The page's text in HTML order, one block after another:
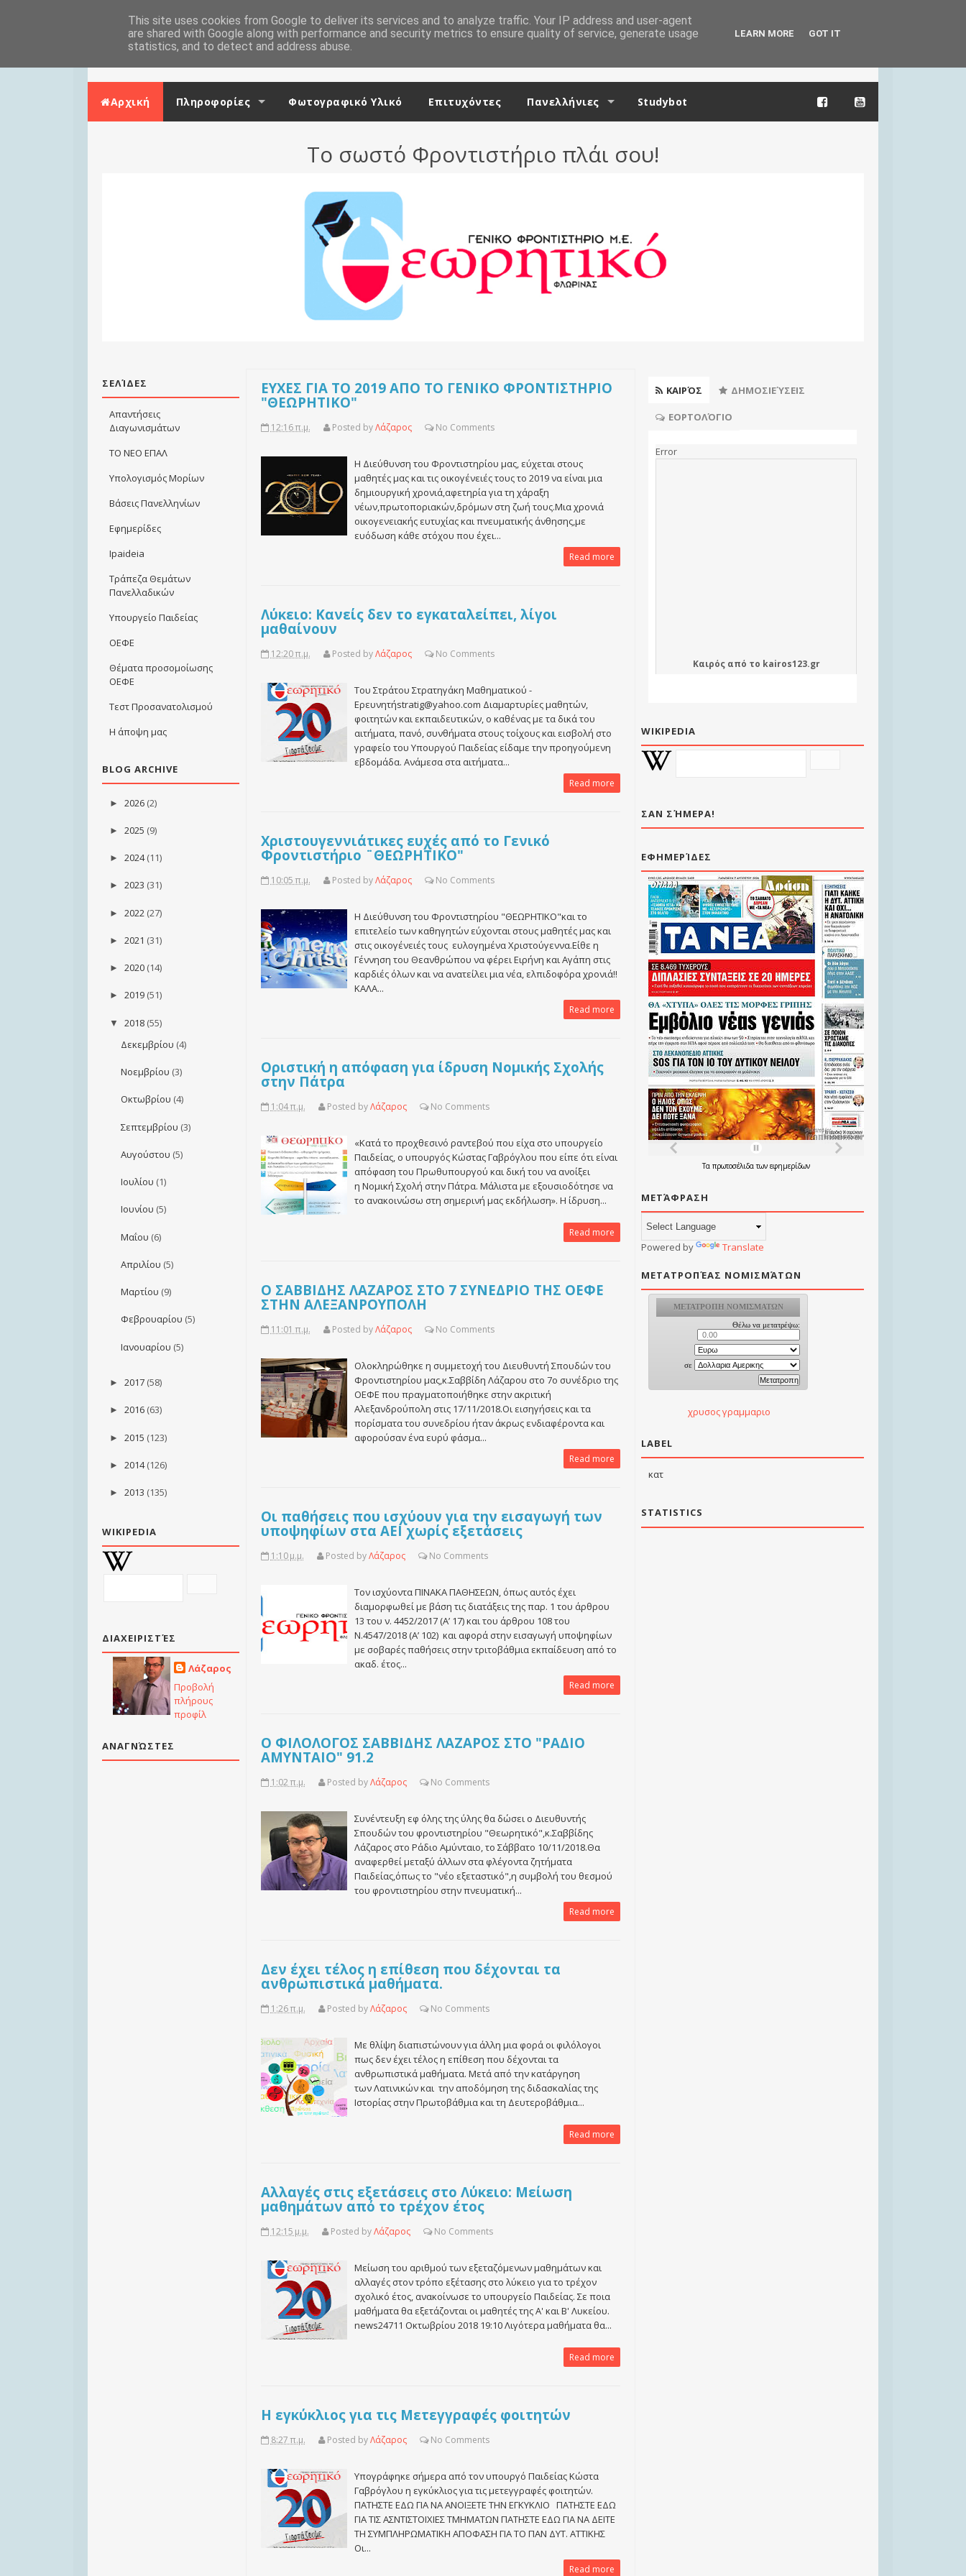
Αρχική Επικοινωνία
Αρχική Πληροφορίες Φωτογραφικό Υλικό Επιτυχόντες Πανελλήνιες Studybot
Το σωστό Φροντιστήριο πλάι σου!
ΣΕΛΊΔΕΣ
Απαντήσεις
Διαγωνισμάτων
ΤΟ ΝΕΟ ΕΠΑΛ
Υπολογισμός Μορίων
Βάσεις Πανελληνίων
Εφημερίδες
Ιpaideia
Τράπεζα Θεμάτων
Πανελλαδικών
Υπουργείο Παιδείας
ΟΕΦΕ
Θέματα προσομοίωσης
ΟΕΦΕ
Τεστ Προσανατολισμού
Η άποψη μας
BLOG ARCHIVE
► 2026 (2)
► 2025 (9)
► 2024 (11)
► 2023 (31)
► 2022 (27)
► 2021 (31)
► 2020 (14)
► 2019 (51)
▼ 2018 (55)
Δεκεμβρίου (4)
Νοεμβρίου (3)
Οκτωβρίου (4)
Σεπτεμβρίου (3)
Αυγούστου (5)
Ιουλίου (1)
Ιουνίου (5)
Μαΐου (6)
Απριλίου (5)
Μαρτίου (9)
Φεβρουαρίου (5)
Ιανουαρίου (5)
► 2017 (58)
► 2016 (63)
► 2015 (123)
► 2014 (126)
► 2013 (135)
WIKIPEDIA
ΔΙΑΧΕΙΡΙΣΤΈΣ
Λάζαρος
Προβολή
πλήρους
προφίλ
ΑΝΑΓΝΏΣΤΕΣ
ΕΥΧΕΣ ΓΙΑ ΤΟ 2019 ΑΠΟ ΤΟ ΓΕΝΙΚΟ ΦΡΟΝΤΙΣΤΗΡΙΟ
"ΘΕΩΡΗΤΙΚΟ"
12:16 π.μ. Posted byΛάζαρος No Comments
Η Διεύθυνση του Φροντιστηρίου μας, εύχεται στους
μαθητές μας και τις οικογένειές τους το 2019 να είναι μια
δημιουργική χρονιά,αφετηρία για τη χάραξη
νέων,πρωτοποριακών,δρόμων στη ζωή τους.Μια χρονιά
οικογενειακής ευτυχίας και πνευματικής άνθησης,με
ευόδωση κάθε στόχου που έχει...
Read more
Λύκειο: Κανείς δεν το εγκαταλείπει, λίγοι
μαθαίνουν
12:20 π.μ. Posted byΛάζαρος No Comments
Του Στράτου Στρατηγάκη Μαθηματικού -
Ερευνητήstratig@yahoo.com Διαμαρτυρίες μαθητών,
φοιτητών και εκπαιδευτικών, ο καθένας με τα δικά του
αιτήματα, πανό, συνθήματα στους τοίχους και εισβολή στο
γραφείο του Υπουργού Παιδείας είδαμε την προηγούμενη
εβδομάδα. Ανάμεσα στα αιτήματα...
Read more
Χριστουγεννιάτικες ευχές από το Γενικό
Φροντιστήριο ¨ΘΕΩΡΗΤΙΚΟ"
10:05 π.μ. Posted byΛάζαρος No Comments
Η Διεύθυνση του Φροντιστηρίου "ΘΕΩΡΗΤΙΚΟ"και το
επιτελείο των καθηγητών εύχονται στους μαθητές μας και
στις οικογένειές τους ευλογημένα Χριστούγεννα.Είθε η
Γέννηση του Θεανθρώπου να φέρει Ειρήνη και Αγάπη στις
καρδιές όλων και να ανατείλει μια νέα, ελπιδοφόρα χρονιά!!
ΚΑΛΑ...
Read more
Οριστική η απόφαση για ίδρυση Νομικής Σχολής
στην Πάτρα
1:04 π.μ. Posted byΛάζαρος No Comments
«Κατά το προχθεσινό ραντεβού που είχα στο υπουργείο
Παιδείας, ο υπουργός Κώστας Γαβρόγλου που είπε ότι είναι
απόφαση του Πρωθυπουργού και δική του να ανοίξει
η Νομική Σχολή στην Πάτρα. Μάλιστα με εξουσιοδότησε να
το ανακοινώσω στη σημερινή μας εκδήλωση». Η ίδρυση...
Read more
Ο ΣΑΒΒΙΔΗΣ ΛΑΖΑΡΟΣ ΣΤΟ 7 ΣΥΝΕΔΡΙΟ ΤΗΣ ΟΕΦΕ
ΣΤΗΝ ΑΛΕΞΑΝΡΟΥΠΟΛΗ
11:01 π.μ. Posted byΛάζαρος No Comments
Ολοκληρώθηκε η συμμετοχή του Διευθυντή Σπουδών του
Φροντιστηρίου μας,κ.Σαββίδη Λάζαρου στο 7ο συνέδριο της
ΟΕΦΕ που πραγματοποιήθηκε στην ακριτική
Αλεξανδρούπολη στις 17/11/2018.Οι εισηγήσεις και τα
πορίσματα του συνεδρίου ήταν άκρως ενδιαφέροντα και
αφορούσαν ένα ευρύ φάσμα...
Read more
Οι παθήσεις που ισχύουν για την εισαγωγή των
υποψηφίων στα ΑΕΙ χωρίς εξετάσεις
1:10 μ.μ. Posted byΛάζαρος No Comments
Τον ισχύοντα ΠΙΝΑΚΑ ΠΑΘΗΣΕΩΝ, όπως αυτός έχει
διαμορφωθεί με βάση τις διατάξεις της παρ. 1 του άρθρου
13 του ν. 4452/2017 (Α’ 17) και του άρθρου 108 του
Ν.4547/2018 (Α’ 102) και αφορά στην εισαγωγή υποψηφίων
με σοβαρές παθήσεις στην τριτοβάθμια εκπαίδευση από το
ακαδ. έτος...
Read more
Ο ΦΙΛΟΛΟΓΟΣ ΣΑΒΒΙΔΗΣ ΛΑΖΑΡΟΣ ΣΤΟ "ΡΑΔΙΟ
ΑΜΥΝΤΑΙΟ" 91.2
1:02 π.μ. Posted byΛάζαρος No Comments
Συνέντευξη εφ όλης της ύλης θα δώσει ο Διευθυντής
Σπουδών του φροντιστηρίου "Θεωρητικό",κ.Σαββίδης
Λάζαρος στο Ράδιο Αμύνταιο, το Σάββατο 10/11/2018.Θα
αναφερθεί μεταξύ άλλων στα φλέγοντα ζητήματα
Παιδείας,όπως το "νέο εξεταστικό",η συμβολή του θεσμού
του φροντιστηρίου στην πνευματική...
Read more
Δεν έχει τέλος η επίθεση που δέχονται τα
ανθρωπιστικά μαθήματα.
1:26 π.μ. Posted byΛάζαρος No Comments
Με θλίψη διαπιστώνουν για άλλη μια φορά οι φιλόλογοι
πως δεν έχει τέλος η επίθεση που δέχονται τα
ανθρωπιστικά μαθήματα. Μετά από την κατάργηση
των Λατινικών και την αποδόμηση της διδασκαλίας της
Ιστορίας στην Πρωτοβάθμια και τη Δευτεροβάθμια...
Read more
Αλλαγές στις εξετάσεις στο Λύκειο: Μείωση
μαθημάτων από το τρέχον έτος
12:15 μ.μ. Posted byΛάζαρος No Comments
Μείωση του αριθμού των εξεταζόμενων μαθημάτων και
αλλαγές στον τρόπο εξέτασης στο λύκειο για το τρέχον
σχολικό έτος, ανακοίνωσε το υπουργείο Παιδείας. Σε ποια
μαθήματα θα εξετάζονται οι μαθητές της Α' και Β' Λυκείου.
news24711 Οκτωβρίου 2018 19:10 Λιγότερα μαθήματα θα...
Read more
Η εγκύκλιος για τις Μετεγγραφές φοιτητών
8:27 π.μ. Posted byΛάζαρος No Comments
Υπογράφηκε σήμερα από τον υπουργό Παιδείας Κώστα
Γαβρόγλου η εγκύκλιος για τις μετεγγραφές φοιτητών.
ΠΑΤΗΣΤΕ ΕΔΩ ΓΙΑ ΝΑ ΑΝΟΙΞΕΤΕ ΤΗΝ ΕΓΚΥΚΛΙΟ ΠΑΤΗΣΤΕ ΕΔΩ
ΓΙΑ ΤΙΣ ΑΣΝΤΙΣΤΟΙΧΙΕΣ ΤΜΗΜΑΤΩΝ ΠΑΤΗΣΤΕ ΕΔΩ ΓΙΑ ΝΑ ΔΕΙΤΕ
ΤΗ ΣΥΜΠΛΗΡΩΜΑΤΙΚΗ ΑΠΟΦΑΣΗ ΓΙΑ ΤΟ ΠΑΝ ΔΥΤ. ΑΤΤΙΚΗΣ
Οι...
Read more
ΚΑΙΡΌΣ ΔΗΜΟΣΙΕΎΣΕΙΣ
ΕΟΡΤΟΛΌΓΙΟ
Καιρόςαπό το kairos123.gr
WIKIPEDIA
ΣΑΝ ΣΉΜΕΡΑ!
ΕΦΗΜΕΡΊΔΕΣ
Τα πρωτοσέλιδατων εφημερίδων
ΜΕΤΆΦΡΑΣΗ
Powered by Translate
ΜΕΤΑΤΡΟΠΈΑΣ ΝΟΜΙΣΜΆΤΩΝ
χρυσος γραμμαριο
LABEL
κατ
STATISTICS
This site uses cookies from Google to deliver its services and to analyze traffic. Your IP address and user-agent
are shared with Google along with performance and security metrics to ensure quality of service, generate usage
statistics, and to detect and address abuse.
LEARN MORE GOT IT